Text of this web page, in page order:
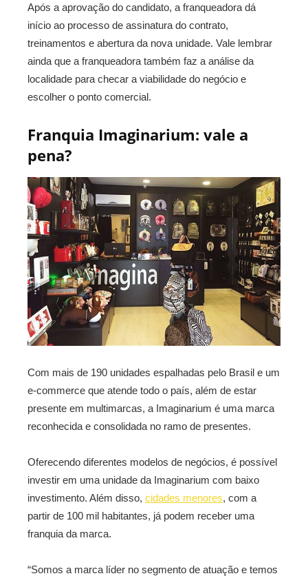
Após a aprovação do candidato, a franqueadora dá
início ao processo de assinatura do contrato,
treinamentos e abertura da nova unidade. Vale lembrar
ainda que a franqueadora também faz a análise da
localidade para checar a viabilidade do negócio e
escolher o ponto comercial.
Franquia Imaginarium: vale a
pena?
Com mais de 190 unidades espalhadas pelo Brasil e um
e-commerce que atende todo o país, além de estar
presente em multimarcas, a Imaginarium é uma marca
reconhecida e consolidada no ramo de presentes.
Oferecendo diferentes modelos de negócios, é possível
investir em uma unidade da Imaginarium com baixo
investimento. Além disso, cidades menores, com a
partir de 100 mil habitantes, já podem receber uma
franquia da marca.
“Somos a marca líder no segmento de atuação e temos